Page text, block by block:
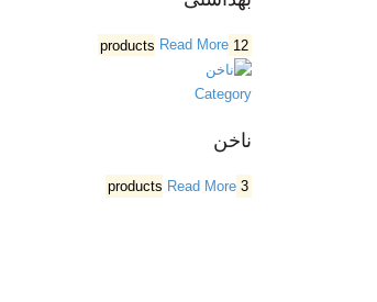
12 products
Read More
Category
ناخن
3 products
Read More